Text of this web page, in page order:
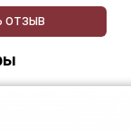
ОТЗЫВ